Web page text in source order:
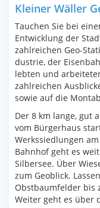
Kleiner Wäller
Tauchen Sie bei
Entwicklung der
zahlreichen Geo-
dustrie, der
lebten und
zahlreichen
sowie auf die
Der 8 km lange, gut
vom Bürgerhaus
Werkssiedlungen
Bahnhof geht es
Silbersee. Über
zum Geoblick.
Obstbaumfelder bis
Weiter geht es über